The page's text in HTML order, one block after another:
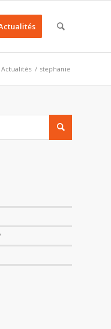
Actualités / stephanie